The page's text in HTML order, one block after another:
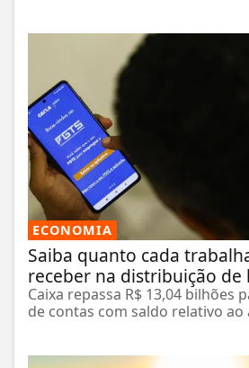
ECONOMIA
Saiba quanto cada
receber na distribuição de
Caixa repassa R$ 13,04 bilhões
de contas com saldo relativo ao